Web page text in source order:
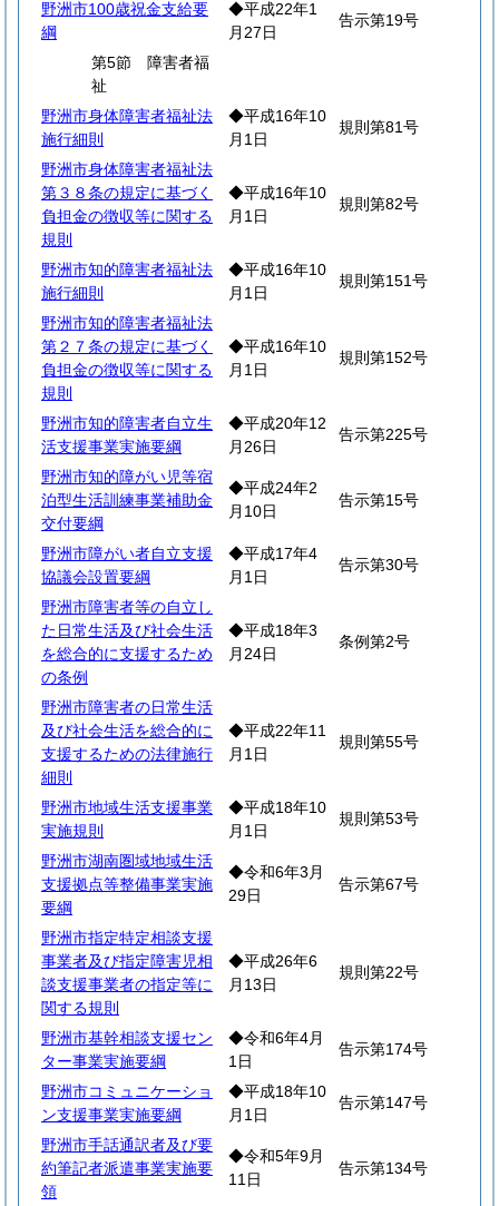
野洲市100歳祝金支給要
綱
◆平成22年1
月27日
告示第19号
第5節 障害者福
祉
野洲市身体障害者福祉法
施行細則
◆平成16年10
月1日
規則第81号
野洲市身体障害者福祉法
第３８条の規定に基づく
負担金の徴収等に関する
規則
◆平成16年10
月1日
規則第82号
野洲市知的障害者福祉法
施行細則
◆平成16年10
月1日
規則第151号
野洲市知的障害者福祉法
第２７条の規定に基づく
負担金の徴収等に関する
規則
◆平成16年10
月1日
規則第152号
野洲市知的障害者自立生
活支援事業実施要綱
◆平成20年12
月26日
告示第225号
野洲市知的障がい児等宿
泊型生活訓練事業補助金
交付要綱
◆平成24年2
月10日
告示第15号
野洲市障がい者自立支援
協議会設置要綱
◆平成17年4
月1日
告示第30号
野洲市障害者等の自立し
た日常生活及び社会生活
を総合的に支援するため
の条例
◆平成18年3
月24日
条例第2号
野洲市障害者の日常生活
及び社会生活を総合的に
支援するための法律施行
細則
◆平成22年11
月1日
規則第55号
野洲市地域生活支援事業
実施規則
◆平成18年10
月1日
規則第53号
野洲市湖南圏域地域生活
支援拠点等整備事業実施
要綱
◆令和6年3月
29日
告示第67号
野洲市指定特定相談支援
事業者及び指定障害児相
談支援事業者の指定等に
関する規則
◆平成26年6
月13日
規則第22号
野洲市基幹相談支援セン
ター事業実施要綱
◆令和6年4月
1日
告示第174号
野洲市コミュニケーショ
ン支援事業実施要綱
◆平成18年10
月1日
告示第147号
野洲市手話通訳者及び要
約筆記者派遣事業実施要
領
◆令和5年9月
11日
告示第134号